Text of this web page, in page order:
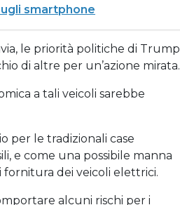
smartphone
le priorità politiche di Trump
di altre per un’azione mirata.
a tali veicoli sarebbe
per le tradizionali case
e come una possibile manna
fornitura dei veicoli elettrici.
alcuni rischi per i